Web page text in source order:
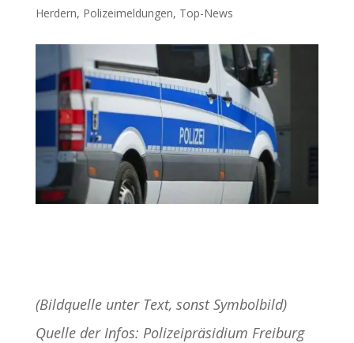
Herdern, Polizeimeldungen, Top-News
(Bildquelle unter Text, sonst Symbolbild)
Quelle der Infos: Polizeipräsidium Freiburg